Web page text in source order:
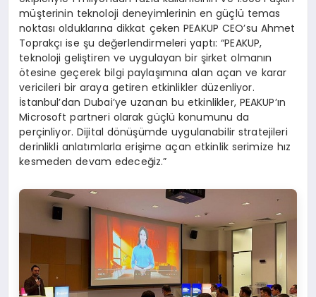
müşterinin teknoloji deneyimlerinin en güçlü temas
noktası olduklarına dikkat çeken PEAKUP CEO’su Ahmet
Toprakçı ise şu değerlendirmeleri yaptı: “PEAKUP,
teknoloji geliştiren ve uygulayan bir şirket olmanın
ötesine geçerek bilgi paylaşımına alan açan ve karar
vericileri bir araya getiren etkinlikler düzenliyor.
İstanbul’dan Dubai’ye uzanan bu etkinlikler, PEAKUP’ın
Microsoft partneri olarak güçlü konumunu da
perçinliyor. Dijital dönüşümde uygulanabilir stratejileri
derinlikli anlatımlarla erişime açan etkinlik serimize hız
kesmeden devam edeceğiz.”